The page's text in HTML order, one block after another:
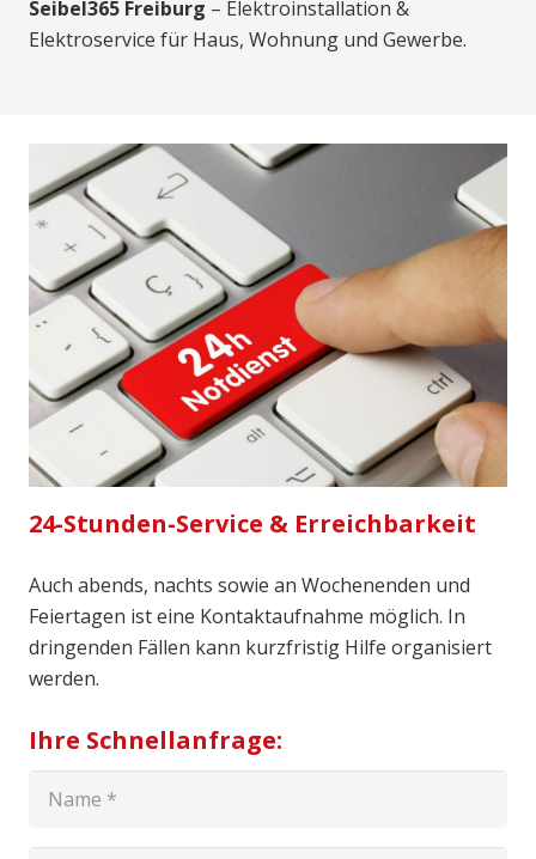
Seibel365 Freiburg – Elektroinstallation &
Elektroservice für Haus, Wohnung und Gewerbe.
24-Stunden-Service & Erreichbarkeit
Auch abends, nachts sowie an Wochenenden und
Feiertagen ist eine Kontaktaufnahme möglich. In
dringenden Fällen kann kurzfristig Hilfe organisiert
werden.
Ihre Schnellanfrage: